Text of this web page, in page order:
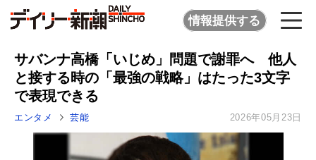
情報提供する
サバンナ高橋「いじめ」問題で謝罪へ 他人
と接する時の「最強の戦略」はたった3文字
で表現できる
エンタメ 芸能 2026年05月23日